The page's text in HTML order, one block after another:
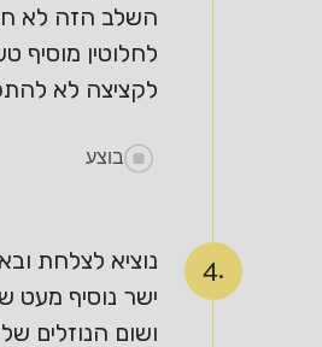
השלב הזה לא
לחלוטין מוסיף
לקציצה לא
בוצע
4.
נוציא לצלחת
ישר נוסיף מעט
ושום הנוזלים